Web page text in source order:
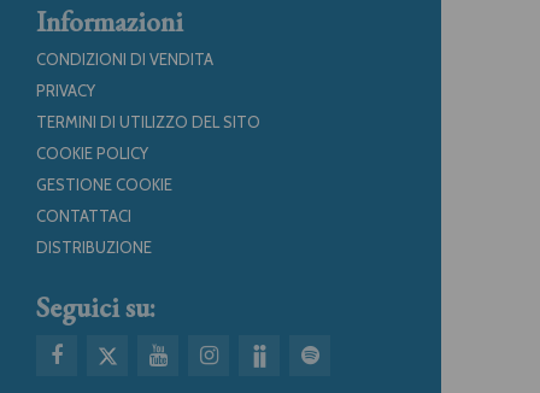
Informazioni
CONDIZIONI DI VENDITA
PRIVACY
TERMINI DI UTILIZZO DEL SITO
COOKIE POLICY
GESTIONE COOKIE
CONTATTACI
DISTRIBUZIONE
Seguici su: